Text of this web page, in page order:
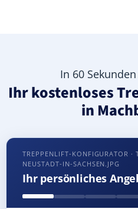
In 60
Ihr kostenloses
in
TREPPENLIFT-KONFIGURATOR ·
NEUSTADT-IN-SACHSEN.JPG
Ihr persönliches